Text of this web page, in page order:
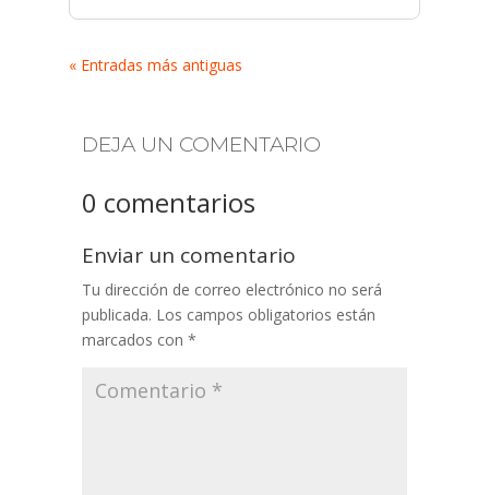
« Entradas más antiguas
DEJA UN COMENTARIO
0 comentarios
Enviar un comentario
Tu dirección de correo electrónico no será
publicada. Los campos obligatorios están
marcados con *